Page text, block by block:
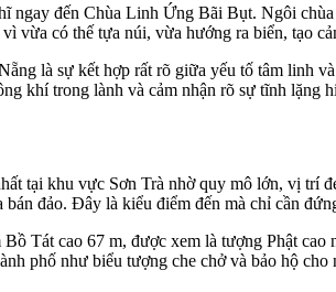
ngay đến Chùa Linh Ứng Bãi Bụt. Ngôi
vừa có thế tựa núi, vừa hướng ra biển, tạo
là sự kết hợp rất rõ giữa yếu tố tâm linh
khí trong lành và cảm nhận rõ sự tĩnh lặng
tại khu vực Sơn Trà nhờ quy mô lớn, vị trí
đảo. Đây là kiểu điểm đến mà chỉ cần
Tát cao 67 m, được xem là tượng Phật
phố như biểu tượng che chở và bảo hộ